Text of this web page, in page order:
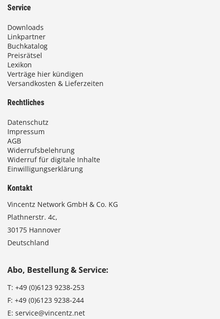
Service
Downloads
Linkpartner
Buchkatalog
Preisrätsel
Lexikon
Verträge hier kündigen
Versandkosten & Lieferzeiten
Rechtliches
Datenschutz
Impressum
AGB
Widerrufsbelehrung
Widerruf für digitale Inhalte
Einwilligungserklärung
Kontakt
Vincentz Network GmbH & Co. KG
Plathnerstr. 4c,
30175 Hannover
Deutschland
Abo, Bestellung & Service:
T: +49 (0)6123 9238-253
F: +49 (0)6123 9238-244
E: service@vincentz.net